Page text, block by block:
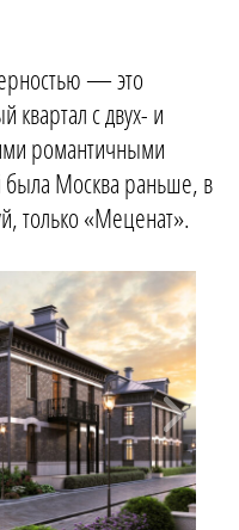
— это
квартал с двух- и
романтичными
была Москва раньше, в
только «Меценат».